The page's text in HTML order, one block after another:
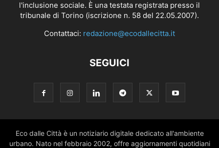
l'inclusione sociale. È una testata registrata presso il
tribunale di Torino (iscrizione n. 58 del 22.05.2007).
Contattaci: redazione@ecodallecitta.it
SEGUICI
Eco dalle Città è un notiziario digitale dedicato all'ambiente
urbano. Nato nel febbraio 2002, offre aggiornamenti quotidiani